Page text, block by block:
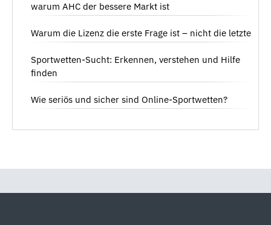
warum AHC der bessere Markt ist
Warum die Lizenz die erste Frage ist – nicht die letzte
Sportwetten-Sucht: Erkennen, verstehen und Hilfe
finden
Wie seriös und sicher sind Online-Sportwetten?